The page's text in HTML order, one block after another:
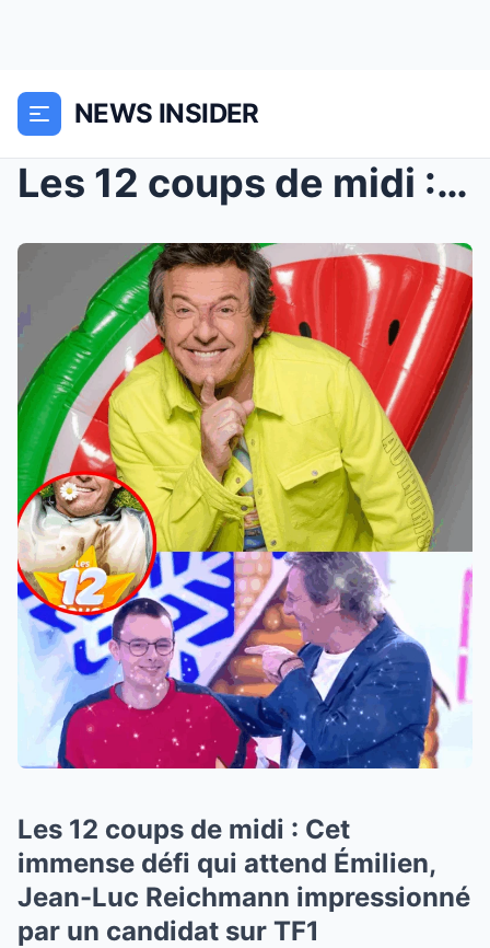
NEWS INSIDER
Les 12 coups de midi : Cet immense défi qui attend...
Les 12 coups de midi : Cet
immense défi qui attend Émilien,
Jean-Luc Reichmann impressionné
par un candidat sur TF1